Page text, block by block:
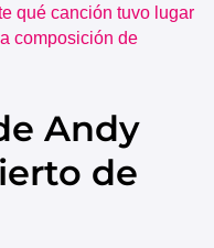
qué canción tuvo lugar
composición de
Andy
de